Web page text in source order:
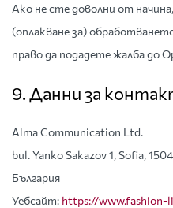
Ако не сте доволни от
(оплакване за)
право да подадете жалба до
9. Данни за
Alma Communication Ltd.
bul. Yanko Sakazov 1, Sofia, 1504
България
Уебсайт: https://www.fashion-